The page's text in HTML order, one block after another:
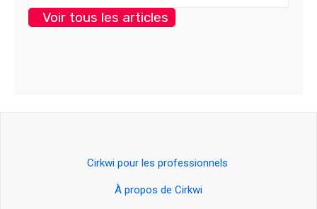
Voir tous les articles
Cirkwi pour les professionnels
À propos de Cirkwi